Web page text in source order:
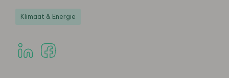
Klimaat & Energie